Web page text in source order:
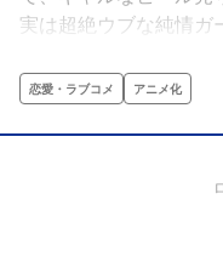
実は超絶ウブな純情
球の球場！ 日々たく
い、人間ドラマが生ま
「町」のよう！ さあ、
になりませんか！？
恋愛・ラブコメ アニメ化